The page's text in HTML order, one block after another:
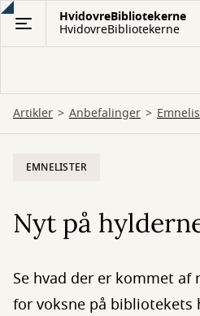
Gå
hovedindhold
HvidovreBibliotekerne
HvidovreBibliotekerne
Artikler Anbefalinger
EMNELISTER
Nyt på
Se hvad der er kommet af
for voksne på bibliotekets